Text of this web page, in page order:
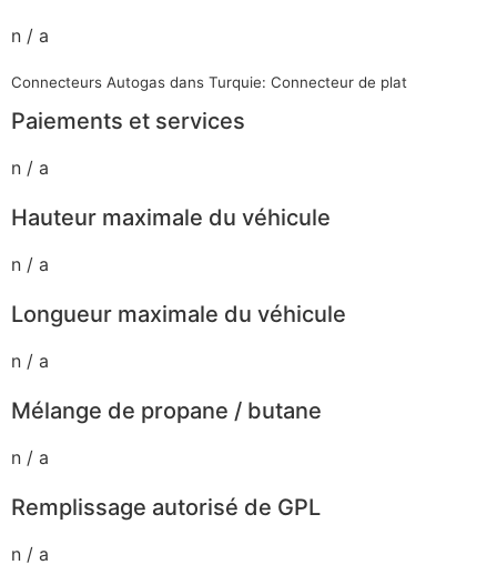
n / a
Connecteurs Autogas dans Turquie: Connecteur de plat
Paiements et services
n / a
Hauteur maximale du véhicule
n / a
Longueur maximale du véhicule
n / a
Mélange de propane / butane
n / a
Remplissage autorisé de GPL
n / a